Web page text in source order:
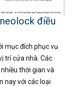
điều
mục đích phục vụ
trí cửa nhà. Các
thời gian và
nay với các loại